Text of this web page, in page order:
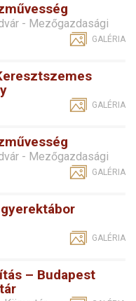
- Mezőgazdasági
GALÉRIA
GALÉRIA
- Mezőgazdasági
GALÉRIA
GALÉRIA
– Budapest